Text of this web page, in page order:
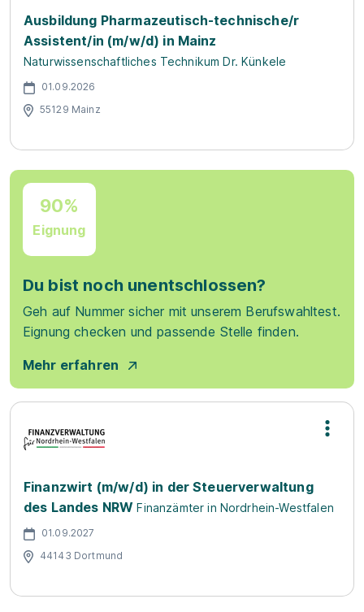
Ausbildung Pharmazeutisch-technische/r
Assistent/in (m/w/d) in Mainz
Naturwissenschaftliches Technikum Dr. Künkele
01.09.2026
55129 Mainz
90%
Eignung
Du bist noch unentschlossen?
Geh auf Nummer sicher mit unserem Berufswahltest.
Eignung checken und passende Stelle finden.
Mehr erfahren
Finanzwirt (m/w/d) in der Steuerverwaltung
des Landes NRW Finanzämter in Nordrhein-Westfalen
01.09.2027
44143 Dortmund